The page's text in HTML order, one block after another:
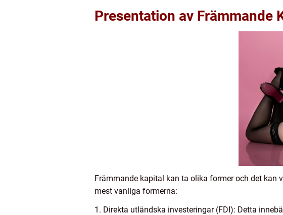
Presentation av Främmande
Främmande kapital kan ta olika former och det kan
mest vanliga formerna:
1. Direkta utländska investeringar (FDI): Detta